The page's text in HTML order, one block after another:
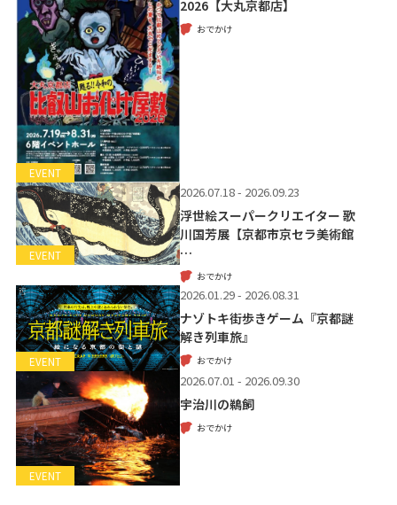
EVENT
2026【大丸京都店】
おでかけ
EVENT
2026.07.18 - 2026.09.23
浮世絵スーパークリエイター 歌
川国芳展【京都市京セラ美術館
…
おでかけ
EVENT
2026.01.29 - 2026.08.31
ナゾトキ街歩きゲーム『京都謎
解き列車旅』
おでかけ
EVENT
2026.07.01 - 2026.09.30
宇治川の鵜飼
おでかけ